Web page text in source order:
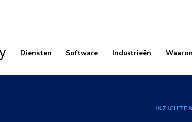
Diensten Software Industrieën
INZICHTEN